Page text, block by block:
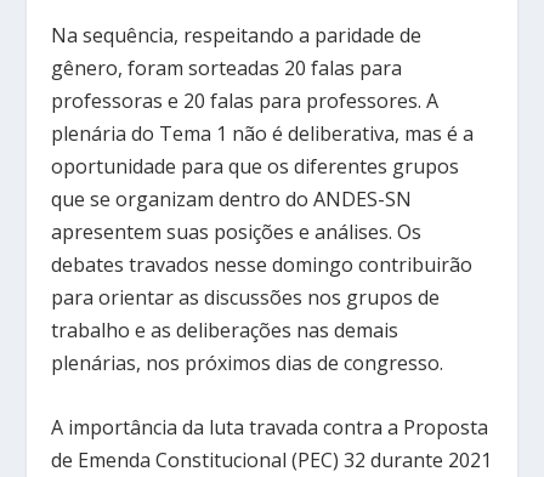
Na sequência, respeitando a paridade de
gênero, foram sorteadas 20 falas para
professoras e 20 falas para professores. A
plenária do Tema 1 não é deliberativa, mas é a
oportunidade para que os diferentes grupos
que se organizam dentro do ANDES-SN
apresentem suas posições e análises. Os
debates travados nesse domingo contribuirão
para orientar as discussões nos grupos de
trabalho e as deliberações nas demais
plenárias, nos próximos dias de congresso.
A importância da luta travada contra a Proposta
de Emenda Constitucional (PEC) 32 durante 2021